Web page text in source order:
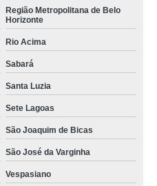
Região Metropolitana de Belo
Horizonte
Rio Acima
Sabará
Santa Luzia
Sete Lagoas
São Joaquim de Bicas
São José da Varginha
Vespasiano